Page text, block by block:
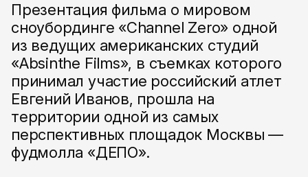
Презентация фильма о мировом
сноубординге «Channel Zero» одной
из ведущих американских студий
«Absinthe Films», в съемках которого
принимал участие российский атлет
Евгений Иванов, прошла на
территории одной из самых
перспективных площадок Москвы —
фудмолла «ДЕПО».